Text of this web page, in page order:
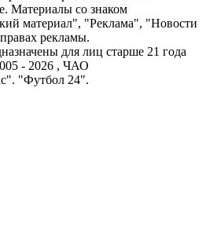
Материалы со знаком
материал", "Реклама", "Новости
рекламы.
для лиц старше 21 года
- 2026 , ЧАО
"Футбол 24".